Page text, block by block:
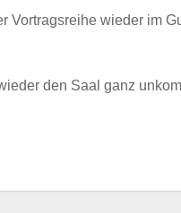
Vortragsreihe wieder im
den Saal ganz